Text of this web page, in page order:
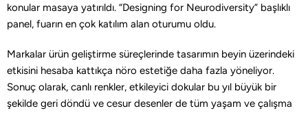
konular masaya yatırıldı. “Designing for Neurodiversity” başlıklı
panel, fuarın en çok katılım alan oturumu oldu.
Markalar ürün geliştirme süreçlerinde tasarımın beyin üzerindeki
etkisini hesaba kattıkça nöro estetiğe daha fazla yöneliyor.
Sonuç olarak, canlı renkler, etkileyici dokular bu yıl büyük bir
şekilde geri döndü ve cesur desenler de tüm yaşam ve çalışma